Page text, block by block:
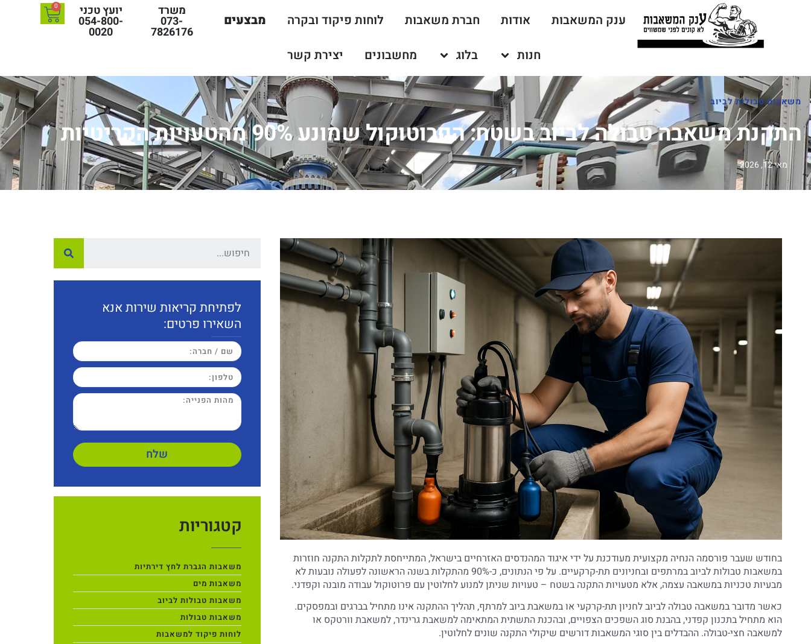
ענק המשאבות אודות חברת משאבות לוחות פיקוד ובקרה
מבצעים
חנות
בלוג מחשבונים יצירת קשר
משרד
073-
7826176
יועץ טכני
054-800-
0020
0
משאבות טבולות לביוב
התקנת משאבה טבולה לביוב בשטח: הפרוטוקול שמונע 90% מהטעויות הקריטיות
מאי 12, 2026
בחודש שעבר פורסמה הנחיה מקצועית מעודכנת על ידי איגוד המהנדסים האזרחיים בישראל, המתייחסת לתקלות התקנה חוזרות
במשאבות טבולות לביוב במרתפים ובחניונים תת-קרקעיים. על פי הנתונים, כ-90% מהתקלות בשנה הראשונה לפעולה נובעות לא
מבעיות טכניות במשאבה עצמה, אלא מטעויות התקנה בשטח – טעויות שניתן למנוע לחלוטין עם פרוטוקול עבודה מובנה וקפדני.
כאשר מדובר במשאבה טבולה לביוב לחניון תת-קרקעי או במשאבת ביוב למרתף, תהליך ההתקנה אינו מתחיל בברגים ובמפסקים.
הוא מתחיל בתכנון קפדני, בהבנת סוג השפכים הצפויים, ובהכנת התשתית המתאימה למשאבת גרינדר, למשאבת וורטקס או
למשאבה חצי-טבולה. ההבדלים בין סוגי המשאבות דורשים שיקולי התקנה שונים לחלוטין.
לפתיחת קריאות שירות אנא
השאירו פרטים:
שלח
קטגוריות
משאבות הגברת לחץ דירתיות
משאבות מים
משאבות טבולות לביוב
משאבות טבולות
לוחות פיקוד למשאבות